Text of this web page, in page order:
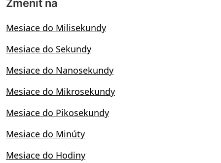
Zmeniť na
Mesiace do Milisekundy
Mesiace do Sekundy
Mesiace do Nanosekundy
Mesiace do Mikrosekundy
Mesiace do Pikosekundy
Mesiace do Minúty
Mesiace do Hodiny